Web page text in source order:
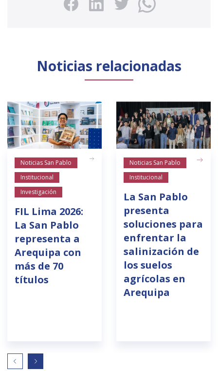
Noticias relacionadas
Noticias San Pablo
Institucional
Investigación
FIL Lima 2026:
La San Pablo
representa a
Arequipa con
más de 70
títulos
Noticias San Pablo
Institucional
La San Pablo
presenta
soluciones para
enfrentar la
salinización de
los suelos
agrícolas en
Arequipa